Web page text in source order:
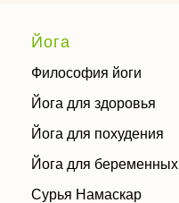
Йога
Философия йоги
Йога для здоровья
Йога для похудения
Йога для беременных
Сурья Намаскар